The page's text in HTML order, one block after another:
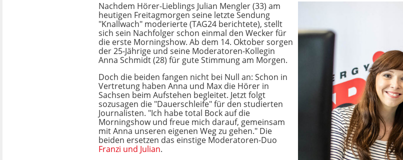
Nachdem Hörer-Lieblings Julian Mengler (33) am
heutigen Freitagmorgen seine letzte Sendung
"Knallwach" moderierte (TAG24 berichtete), stellt
sich sein Nachfolger schon einmal den Wecker für
die erste Morningshow. Ab dem 14. Oktober sorgen
der 25-Jährige und seine Moderatoren-Kollegin
Anna Schmidt (28) für gute Stimmung am Morgen.
Doch die beiden fangen nicht bei Null an: Schon in
Vertretung haben Anna und Max die Hörer in
Sachsen beim Aufstehen begleitet. Jetzt folgt
sozusagen die "Dauerschleife" für den studierten
Journalisten. "Ich habe total Bock auf die
Morningshow und freue mich darauf, gemeinsam
mit Anna unseren eigenen Weg zu gehen." Die
beiden ersetzen das einstige Moderatoren-Duo
Franzi und Julian.